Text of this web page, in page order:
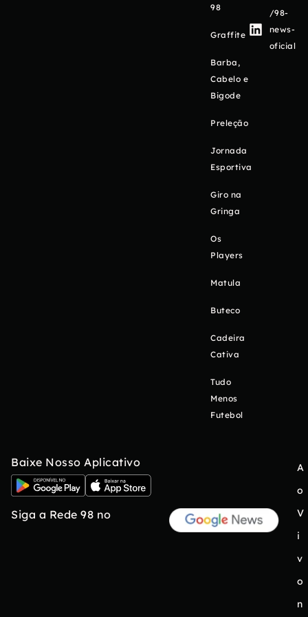
98
Graffite
Barba,
Cabelo e
Bigode
Preleção
Jornada
Esportiva
Giro na
Gringa
Os
Players
Matula
Buteco
Cadeira
Cativa
Tudo
Menos
Futebol
/98-
news-
oficial
Baixe Nosso Aplicativo
Siga a Rede 98 no
A
o
V
i
v
o
n